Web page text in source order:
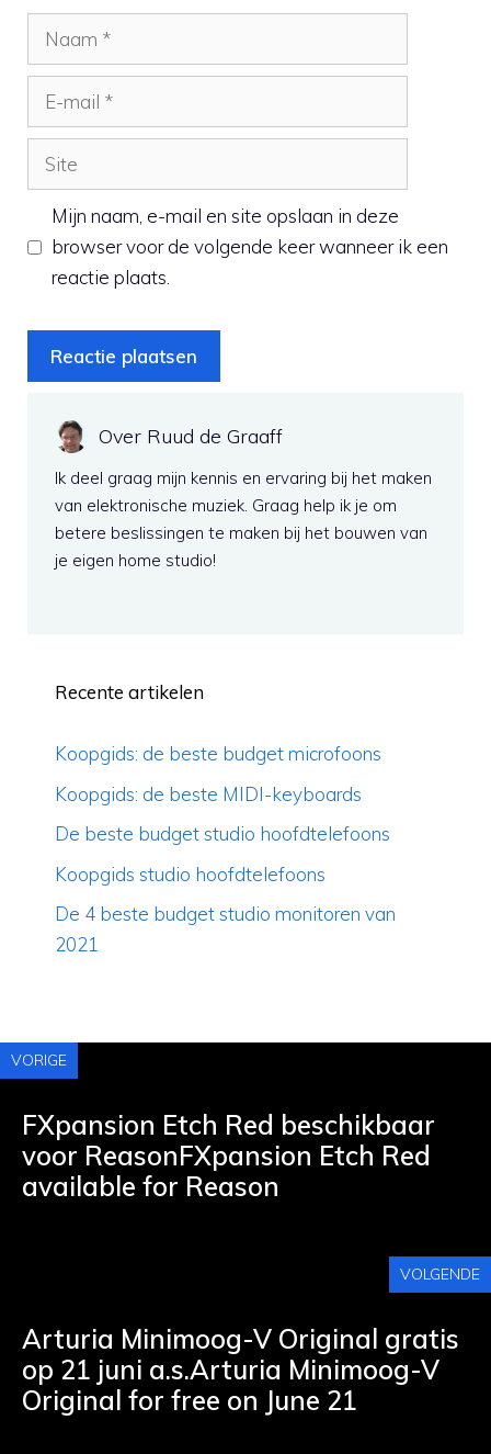
Naam
Site
Mijn naam, e-mail en site opslaan in deze
browser voor de volgende keer wanneer ik een
reactie plaats.
Over Ruud de Graaff
Ik deel graag mijn kennis en ervaring bij het maken
van elektronische muziek. Graag help ik je om
betere beslissingen te maken bij het bouwen van
je eigen home studio!
Recente artikelen
Koopgids: de beste budget microfoons
Koopgids: de beste MIDI-keyboards
De beste budget studio hoofdtelefoons
Koopgids studio hoofdtelefoons
De 4 beste budget studio monitoren van
2021
VORIGE
FXpansion Etch Red beschikbaar
voor ReasonFXpansion Etch Red
available for Reason
VOLGENDE
Arturia Minimoog-V Original gratis
op 21 juni a.s.Arturia Minimoog-V
Original for free on June 21